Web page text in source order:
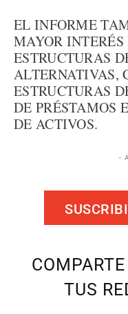
EL INFORME
MAYOR
ESTRUCTURAS
ALTERNATIVAS,
ESTRUCTURAS
DE PRÉSTAMOS
DE ACTIVOS.
-
TUS